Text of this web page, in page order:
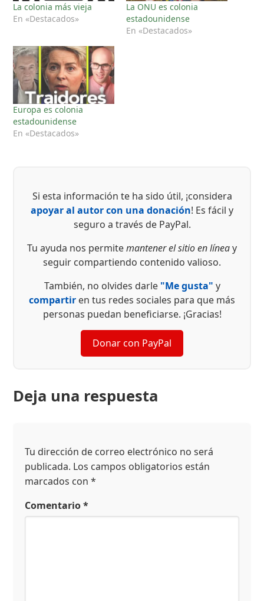
La colonia más vieja
En «Destacados»
La ONU es colonia
estadounidense
En «Destacados»
Europa es colonia
estadounidense
En «Destacados»
Si esta información te ha sido útil, ¡considera
apoyar al autor con una donación! Es fácil y
seguro a través de PayPal.
Tu ayuda nos permitemantener el sitio en líneay
seguir compartiendo contenido valioso.
También, no olvides darle "Me gusta" y
compartir en tus redes sociales para que más
personas puedan beneficiarse. ¡Gracias!
Donar con PayPal
Deja una respuesta
Tu dirección de correo electrónico no será
publicada. Los campos obligatorios están
marcados con*
Comentario*